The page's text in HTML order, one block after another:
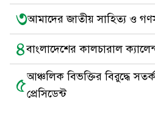
৩আমাদের জাতীয় সাহিত্য ও
৪বাংলাদেশের কালচারাল
৫আঞ্চলিক বিভক্তির বিরুদ্ধে
প্রেসিডেন্ট